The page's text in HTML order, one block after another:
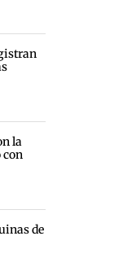
la
con
de